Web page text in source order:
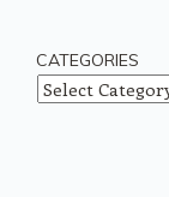
CATEGORIES
Categories